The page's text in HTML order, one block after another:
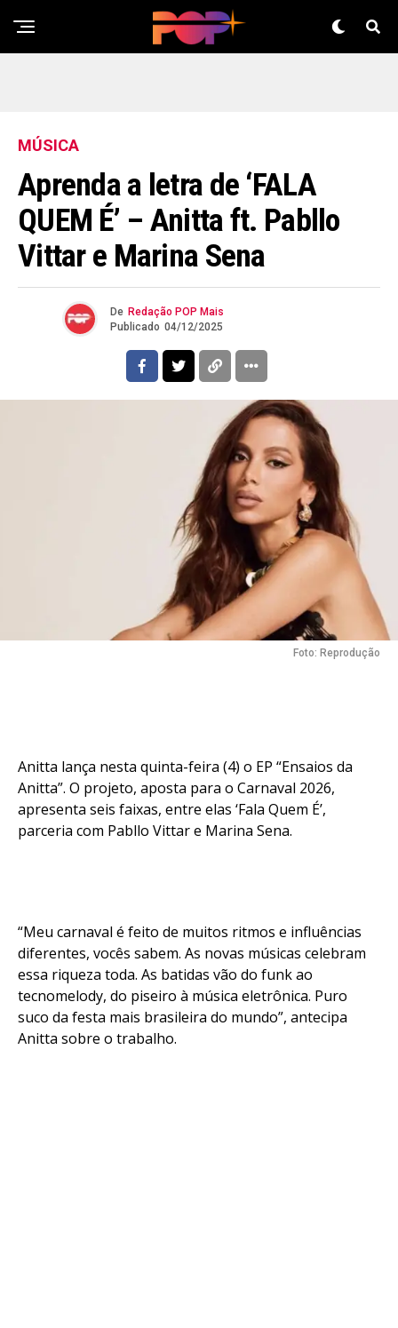
MÚSICA
Aprenda a letra de ‘FALA
QUEM É’ – Anitta ft. Pabllo
Vittar e Marina Sena
De Redação POP Mais
Publicado 04/12/2025
Foto: Reprodução
Anitta lança nesta quinta-feira (4) o EP “Ensaios da
Anitta”. O projeto, aposta para o Carnaval 2026,
apresenta seis faixas, entre elas ‘Fala Quem É’,
parceria com Pabllo Vittar e Marina Sena.
“Meu carnaval é feito de muitos ritmos e influências
diferentes, vocês sabem. As novas músicas celebram
essa riqueza toda. As batidas vão do funk ao
tecnomelody, do piseiro à música eletrônica. Puro
suco da festa mais brasileira do mundo”, antecipa
Anitta sobre o trabalho.
Flipboard